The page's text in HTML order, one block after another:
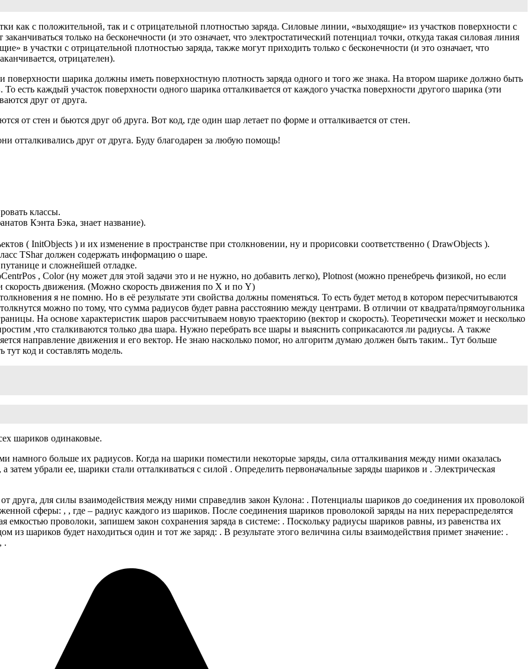
как с положительной, так и с отрицательной плотностью заряда. Силовые линии, «выходящие» из участков поверхности с
только на бесконечности (и это означает, что электростатический потенциал точки, откуда такая силовая линия
в участки с отрицательной плотностью заряда, также могут приходить только с бесконечности (и это означает, что
отрицателен).
поверхности шарика должны иметь поверхностную плотность заряда одного и того же знака. На втором шарике должно быть
есть каждый участок поверхности одного шарика отталкивается от каждого участка поверхности другого шарика (эти
друг от друга.
от стен и бьются друг об друга. Вот код, где один шар летает по форме и отталкивается от стен.
отталкивались друг от друга. Буду благодарен за любую помощь!
классы.
Кэнта Бэка, знает название).
( InitObjects ) и их изменение в пространстве при столкновении, ну и прорисовки соответственно ( DrawObjects ).
TShar должен содержать информацию о шаре.
и сложнейшей отладке.
, Color (ну может для этой задачи это и не нужно, но добавить легко), Plotnost (можно пренебречь физикой, но если
и скорость движения. (Можно скорость движения по Х и по Y)
я не помню. Но в её результате эти свойства должны поменяться. То есть будет метод в котором пересчитываются
можно по тому, что сумма радиусов будет равна расстоянию между центрами. В отличии от квадрата/прямоугольника
На основе характеристик шаров рассчитываем новую траекторию (вектор и скорость). Теоретически может и несколько
,что сталкиваются только два шара. Нужно перебрать все шары и выяснить соприкасаются ли радиусы. А также
направление движения и его вектор. Не знаю насколько помог, но алгоритм думаю должен быть таким.. Тут больше
код и составлять модель.
шариков одинаковые.
намного больше их радиусов. Когда на шарики поместили некоторые заряды, сила отталкивания между ними оказалась
убрали ее, шарики стали отталкиваться с силой . Определить первоначальные заряды шариков и . Электрическая
друга, для силы взаимодействия между ними справедлив закон Кулона: . Потенциалы шариков до соединения их проволокой
сферы: , , где – радиус каждого из шариков. После соединения шариков проволокой заряды на них перераспределятся
проволоки, запишем закон сохранения заряда в системе: . Поскольку радиусы шариков равны, из равенства их
из шариков будет находиться один и тот же заряд: . В результате этого величина силы взаимодействия примет значение: .
.